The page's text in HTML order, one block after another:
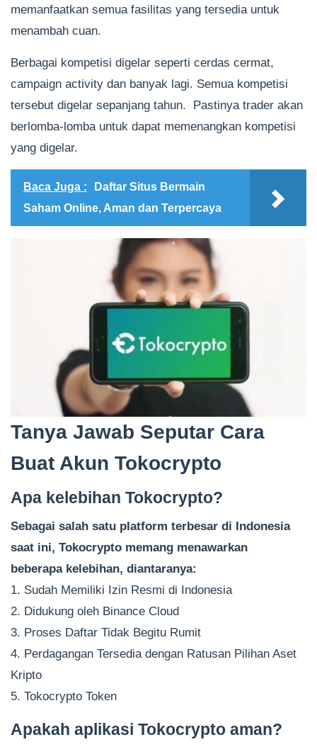
memanfaatkan semua fasilitas yang tersedia untuk
menambah cuan.
Berbagai kompetisi digelar seperti cerdas cermat,
campaign activity dan banyak lagi. Semua kompetisi
tersebut digelar sepanjang tahun. Pastinya trader akan
berlomba-lomba untuk dapat memenangkan kompetisi
yang digelar.
Baca Juga :
Daftar Situs Bermain
Saham Online, Aman dan Terpercaya
Tanya Jawab Seputar Cara
Buat Akun Tokocrypto
Apa kelebihan Tokocrypto?
Sebagai salah satu platform terbesar di Indonesia
saat ini, Tokocrypto memang menawarkan
beberapa kelebihan, diantaranya:
1. Sudah Memiliki Izin Resmi di Indonesia
2. Didukung oleh Binance Cloud
3. Proses Daftar Tidak Begitu Rumit
4. Perdagangan Tersedia dengan Ratusan Pilihan Aset
Kripto
5. Tokocrypto Token
Apakah aplikasi Tokocrypto aman?